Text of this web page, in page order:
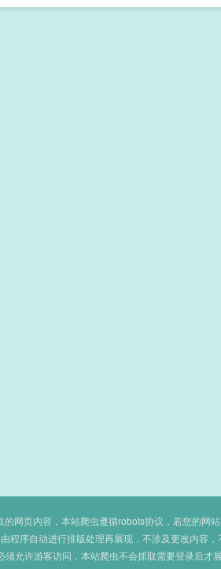
网页内容，本站爬虫遵循robots协议，若您的网
程序自动进行排版处理再展现，不涉及更改内容，
允许游客访问，本站爬虫不会抓取需要登录后才